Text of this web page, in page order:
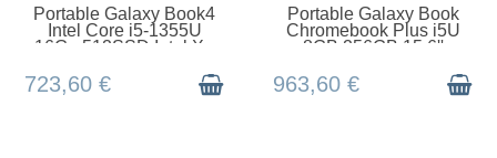
EN STOCK
Portable Galaxy Book4
Intel Core i5-1355U
16Go 512SSD Intel Xe
723,60 €
EN STOCK
Portable Galaxy Book
Chromebook Plus i5U
8GB 256GB 15,6''
KC2FR
963,60 €